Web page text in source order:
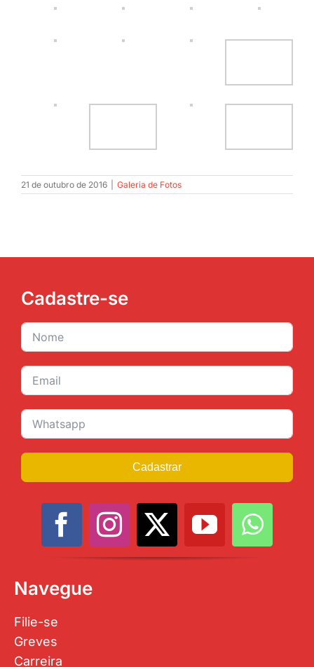
Navegue
Carreira
Agenda
Ouvidoria
Institucional